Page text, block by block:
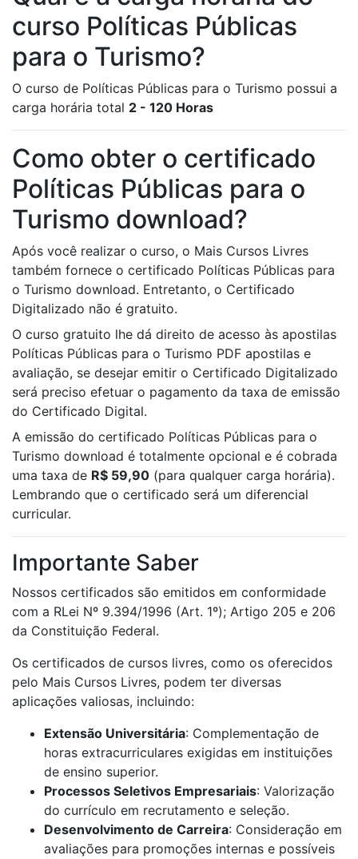
curso Políticas Públicas
para o Turismo?
O curso de Políticas Públicas para o Turismo possui a
carga horária total 2 - 120 Horas
Como obter o certificado
Políticas Públicas para o
Turismo download?
Após você realizar o curso, o Mais Cursos Livres
também fornece o certificado Políticas Públicas para
o Turismo download. Entretanto, o Certificado
Digitalizado não é gratuito.
O curso gratuito lhe dá direito de acesso às apostilas
Políticas Públicas para o Turismo PDF apostilas e
avaliação, se desejar emitir o Certificado Digitalizado
será preciso efetuar o pagamento da taxa de emissão
do Certificado Digital.
A emissão do certificado Políticas Públicas para o
Turismo download é totalmente opcional e é cobrada
uma taxa de R$ 59,90 (para qualquer carga horária).
Lembrando que o certificado será um diferencial
curricular.
Importante Saber
Nossos certificados são emitidos em conformidade
com a RLei Nº 9.394/1996 (Art. 1º); Artigo 205 e 206
da Constituição Federal.
Os certificados de cursos livres, como os oferecidos
pelo Mais Cursos Livres, podem ter diversas
aplicações valiosas, incluindo:
Extensão Universitária: Complementação de
horas extracurriculares exigidas em instituições
de ensino superior.
Processos Seletivos Empresariais: Valorização
do currículo em recrutamento e seleção.
Desenvolvimento de Carreira: Consideração em
avaliações para promoções internas e possíveis